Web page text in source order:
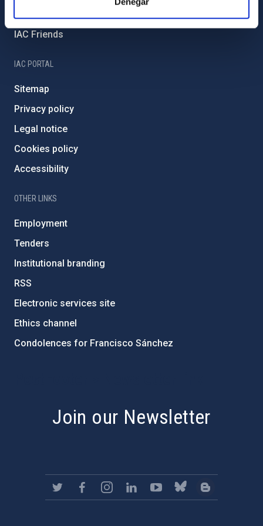
Severo Ochoa Programme
IAC Friends
IAC PORTAL
Sitemap
Privacy policy
Legal notice
Cookies policy
Accessibility
OTHER LINKS
Employment
Tenders
Institutional branding
RSS
Electronic services site
Ethics channel
Condolences for Francisco Sánchez
Join our Newsletter